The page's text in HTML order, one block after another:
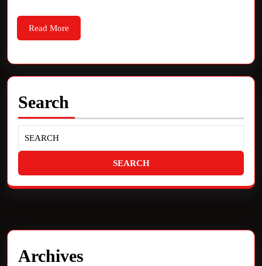
Read More
Search
Archives